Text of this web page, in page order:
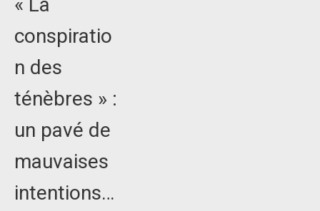
conspiratio
n des
ténèbres » :
un pavé de
mauvaises
intentions…